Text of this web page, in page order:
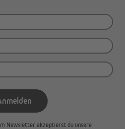
Newsletter akzeptierst du unsere